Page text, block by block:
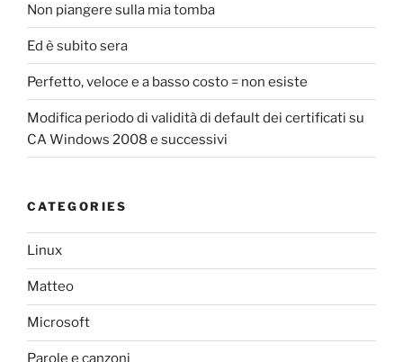
Non piangere sulla mia tomba
Ed è subito sera
Perfetto, veloce e a basso costo = non esiste
Modifica periodo di validità di default dei certificati su
CA Windows 2008 e successivi
CATEGORIES
Linux
Matteo
Microsoft
Parole e canzoni